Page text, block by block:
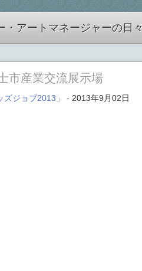
・アートマネージャーの日
市産業交流展示場
ジョブ2013」 - 2013年9月02日